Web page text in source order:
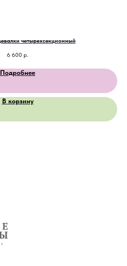
четырехсекционный
6 600 р.
Подробнее
В корзину